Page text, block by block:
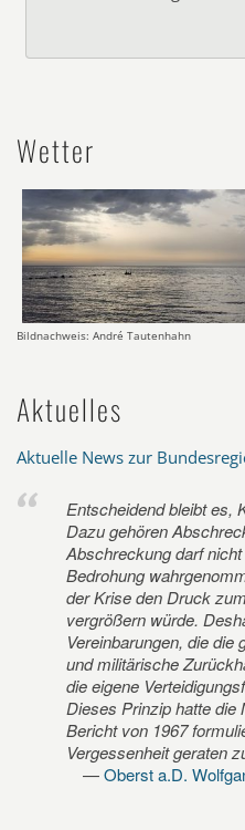
Wetter
Bildnachweis: André Tautenhahn
Aktuelles
Aktuelle News zur
Entscheidend bleibt es,
Dazu gehören
Abschreckung darf
Bedrohung
der Krise den Druck
vergrößern würde.
Vereinbarungen, die die
und militärische
die eigene
Dieses Prinzip hatte die
Bericht von 1967
Vergessenheit geraten
Oberst a.D.